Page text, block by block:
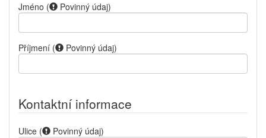
Jméno ( Povinný údaj)
Příjmení ( Povinný údaj)
Kontaktní informace
Ulice ( Povinný údaj)